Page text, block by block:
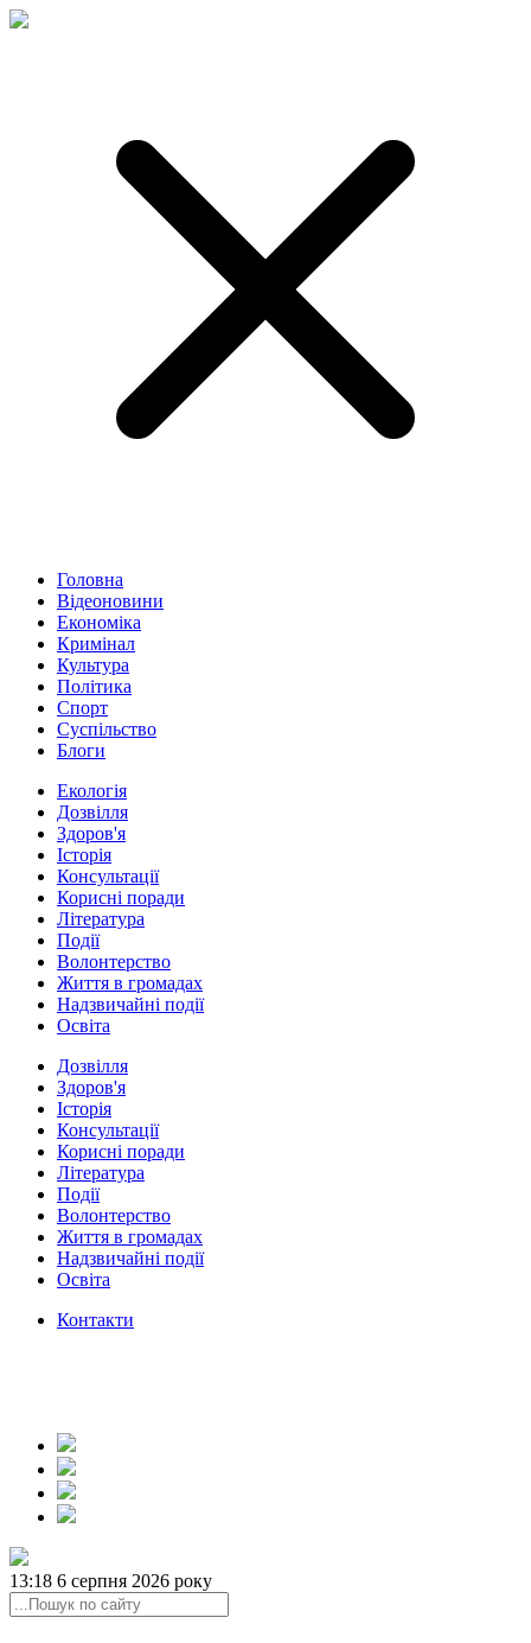
Головна
Відеоновини
Економіка
Кримінал
Культура
Політика
Спорт
Суспільство
Блоги
Екологія
Дозвілля
Здоров'я
Історія
Консультації
Корисні поради
Література
Події
Волонтерство
Життя в громадах
Надзвичайні події
Освіта
Дозвілля
Здоров'я
Історія
Консультації
Корисні поради
Література
Події
Волонтерство
Життя в громадах
Надзвичайні події
Освіта
Контакти
13:18 6 серпня 2026 року